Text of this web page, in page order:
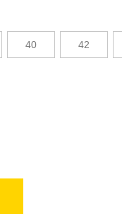
40 42